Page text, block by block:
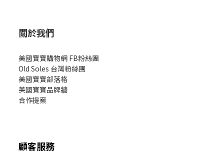
關於我們
美國寶寶購物網 FB粉絲團
Old Soles 台灣粉絲團
美國寶寶部落格
美國寶寶品牌牆
合作提案
顧客服務